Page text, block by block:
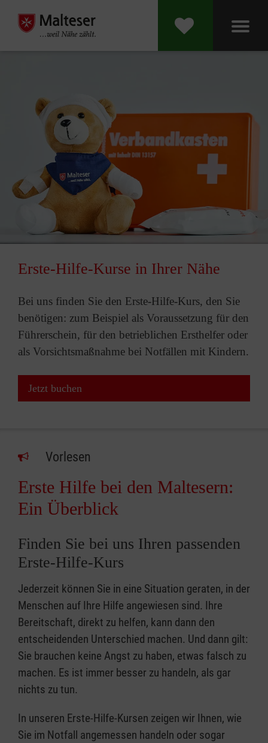
Erste-Hilfe-Kurse in Ihrer Nähe
Bei uns finden Sie den Erste-Hilfe-Kurs, den Sie
benötigen: zum Beispiel als Voraussetzung für den
Führerschein, für den betrieblichen Ersthelfer oder
als Vorsichtsmaßnahme bei Notfällen mit Kindern.
Jetzt buchen
Vorlesen
Erste Hilfe bei den Maltesern:
Ein Überblick
Finden Sie bei uns Ihren passenden
Erste-Hilfe-Kurs
Jederzeit können Sie in eine Situation geraten, in der
Menschen auf Ihre Hilfe angewiesen sind. Ihre
Bereitschaft, direkt zu helfen, kann dann den
entscheidenden Unterschied machen. Und dann gilt:
Sie brauchen keine Angst zu haben, etwas falsch zu
machen. Es ist immer besser zu handeln, als gar
nichts zu tun.
In unseren Erste-Hilfe-Kursen zeigen wir Ihnen, wie
Sie im Notfall angemessen handeln oder sogar